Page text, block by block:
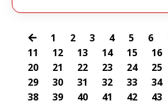
1 2 3 4 5 6
11
12 13 14 15 16
20
21 22 23 24 25
29
30 31 32 33 34
38
39 40 41 42 43